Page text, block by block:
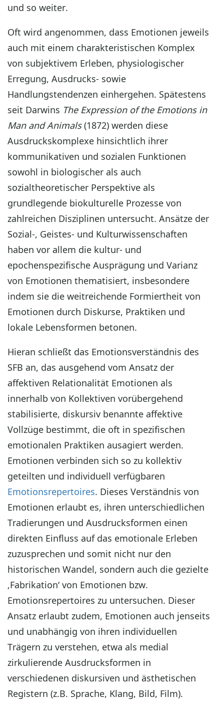
und so weiter.
Oft wird angenommen, dass Emotionen jeweils
auch mit einem charakteristischen Komplex
von subjektivem Erleben, physiologischer
Erregung, Ausdrucks- sowie
Handlungstendenzen einhergehen. Spätestens
seit Darwins The Expression of the Emotions in
Man and Animals(1872) werden diese
Ausdruckskomplexe hinsichtlich ihrer
kommunikativen und sozialen Funktionen
sowohl in biologischer als auch
sozialtheoretischer Perspektive als
grundlegende biokulturelle Prozesse von
zahlreichen Disziplinen untersucht. Ansätze der
Sozial-, Geistes- und Kulturwissenschaften
haben vor allem die kultur- und
epochenspezifische Ausprägung und Varianz
von Emotionen thematisiert, insbesondere
indem sie die weitreichende Formiertheit von
Emotionen durch Diskurse, Praktiken und
lokale Lebensformen betonen.
Hieran schließt das Emotionsverständnis des
SFB an, das ausgehend vom Ansatz der
affektiven Relationalität Emotionen als
innerhalb von Kollektiven vorübergehend
stabilisierte, diskursiv benannte affektive
Vollzüge bestimmt, die oft in spezifischen
emotionalen Praktiken ausagiert werden.
Emotionen verbinden sich so zu kollektiv
geteilten und individuell verfügbaren
Emotionsrepertoires. Dieses Verständnis von
Emotionen erlaubt es, ihren unterschiedlichen
Tradierungen und Ausdrucksformen einen
direkten Einfluss auf das emotionale Erleben
zuzusprechen und somit nicht nur den
historischen Wandel, sondern auch die gezielte
‚Fabrikation‘ von Emotionen bzw.
Emotionsrepertoires zu untersuchen. Dieser
Ansatz erlaubt zudem, Emotionen auch jenseits
und unabhängig von ihren individuellen
Trägern zu verstehen, etwa als medial
zirkulierende Ausdrucksformen in
verschiedenen diskursiven und ästhetischen
Registern (z.B. Sprache, Klang, Bild, Film).